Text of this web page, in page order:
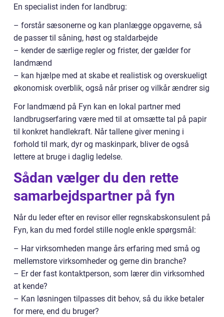
En specialist inden for landbrug:
– forstår sæsonerne og kan planlægge opgaverne, så
de passer til såning, høst og staldarbejde
– kender de særlige regler og frister, der gælder for
landmænd
– kan hjælpe med at skabe et realistisk og overskueligt
økonomisk overblik, også når priser og vilkår ændrer sig
For landmænd på Fyn kan en lokal partner med
landbrugserfaring være med til at omsætte tal på papir
til konkret handlekraft. Når tallene giver mening i
forhold til mark, dyr og maskinpark, bliver de også
lettere at bruge i daglig ledelse.
Sådan vælger du den rette
samarbejdspartner på fyn
Når du leder efter en revisor eller regnskabskonsulent på
Fyn, kan du med fordel stille nogle enkle spørgsmål:
– Har virksomheden mange års erfaring med små og
mellemstore virksomheder og gerne din branche?
– Er der fast kontaktperson, som lærer din virksomhed
at kende?
– Kan løsningen tilpasses dit behov, så du ikke betaler
for mere, end du bruger?